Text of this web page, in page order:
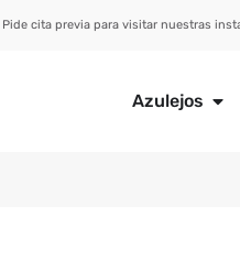
Pide cita previa para visitar nuestras
Azulejos